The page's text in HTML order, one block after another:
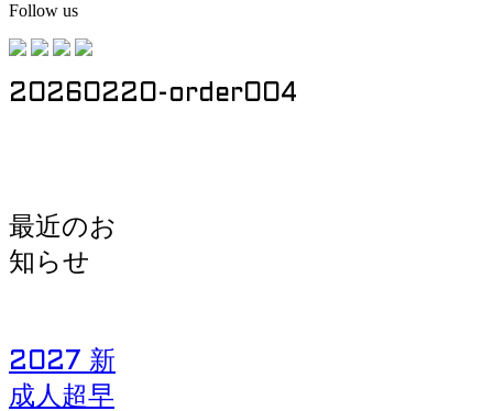
Follow us
20260220-order004
最近のお
知らせ
2027 新
成人超早